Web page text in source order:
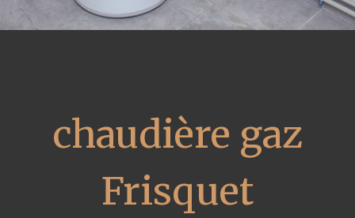
chaudière gaz
Frisquet